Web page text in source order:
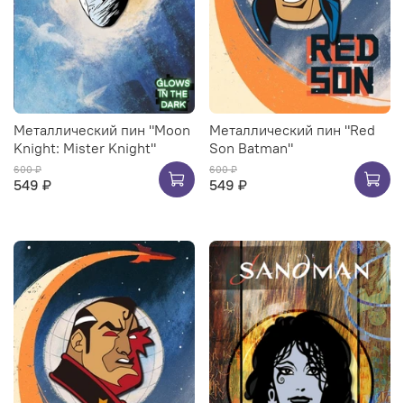
Металлический пин "Moon
Knight: Mister Knight"
600 ₽
549 ₽
Металлический пин "Red
Son Batman"
600 ₽
549 ₽